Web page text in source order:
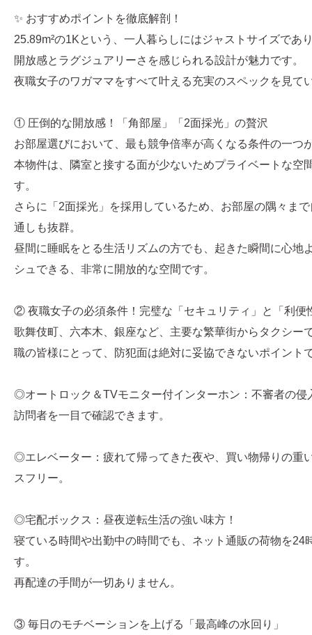
✨ おすすめポイントを徹底解剖！
25.89m²の1Kという、一人暮らしにはジャストサイズであ
開放感とラグジュアリーさを感じられる設計が魅力です。
夜職女子のワガママをすべて叶える充実のスペックを見て
① 圧倒的な開放感！「角部屋」「2面採光」の贅沢
お部屋選びにおいて、最も競争倍率が高くなる条件の一つ
本物件は、隣室と接する面が少ないためプライベートな空
す。
さらに「2面採光」を採用しているため、お部屋の隅々ま
通しも抜群。
昼間に睡眠をとる生活リズムの方でも、起きた瞬間に心地
シュできる、非常に開放的な空間です。
② 夜職女子の必須条件！完璧な「セキュリティ」と「利便
歌舞伎町、六本木、銀座など、主要な繁華街からタクシー
職の皆様にとって、防犯面は絶対に妥協できないポイント
◎オートロック＆TVモニター付インターホン：不審者の侵
訪問者を一目で確認できます。
◎エレベーター：疲れて帰ってきた夜や、買い物帰りの重
スフリー。
◎宅配ボックス：昼夜逆転生活の強い味方！
寝ている時間や出勤中の時間でも、ネット通販の荷物を24
す。
再配達の手間が一切ありません。
③ 毎日のモチベーションを上げる「最高峰の水回り」